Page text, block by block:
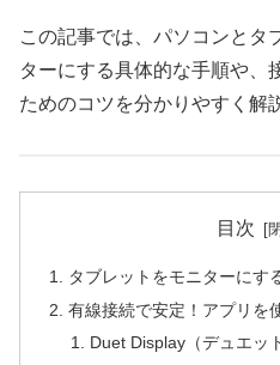
この記事では、パソコンとタ
ターにする具体的な手順や、
ためのコツを分かりやすく解
目次
タブレットをモニターにす
有線接続で安定！アプリを
Duet Display（デュエッ